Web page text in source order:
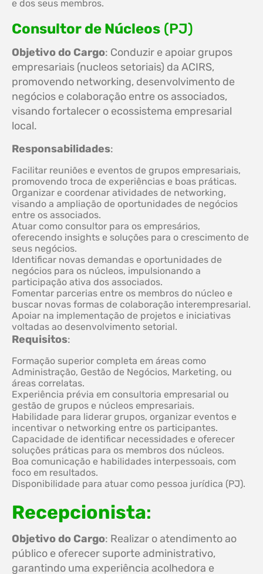
e dos seus membros.
Consultor de Núcleos (PJ)
Objetivo do Cargo: Conduzir e apoiar grupos
empresariais (nucleos setoriais) da ACIRS,
promovendo networking, desenvolvimento de
negócios e colaboração entre os associados,
visando fortalecer o ecossistema empresarial
local.
Responsabilidades:
Facilitar reuniões e eventos de grupos empresariais,
promovendo troca de experiências e boas práticas.
Organizar e coordenar atividades de networking,
visando a ampliação de oportunidades de negócios
entre os associados.
Atuar como consultor para os empresários,
oferecendo insights e soluções para o crescimento de
seus negócios.
Identificar novas demandas e oportunidades de
negócios para os núcleos, impulsionando a
participação ativa dos associados.
Fomentar parcerias entre os membros do núcleo e
buscar novas formas de colaboração interempresarial.
Apoiar na implementação de projetos e iniciativas
voltadas ao desenvolvimento setorial.
Requisitos:
Formação superior completa em áreas como
Administração, Gestão de Negócios, Marketing, ou
áreas correlatas.
Experiência prévia em consultoria empresarial ou
gestão de grupos e núcleos empresariais.
Habilidade para liderar grupos, organizar eventos e
incentivar o networking entre os participantes.
Capacidade de identificar necessidades e oferecer
soluções práticas para os membros dos núcleos.
Boa comunicação e habilidades interpessoais, com
foco em resultados.
Disponibilidade para atuar como pessoa jurídica (PJ).
Recepcionista:
Objetivo do Cargo: Realizar o atendimento ao
público e oferecer suporte administrativo,
garantindo uma experiência acolhedora e